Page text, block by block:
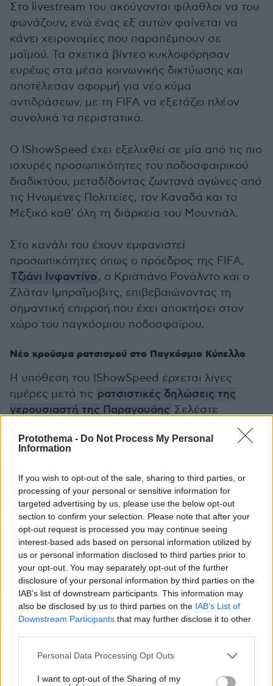
Protothema - Do Not Process My Personal
Information
If you wish to opt-out of the sale, sharing to third parties, or
processing of your personal or sensitive information for
targeted advertising by us, please use the below opt-out
section to confirm your selection. Please note that after your
opt-out request is processed you may continue seeing
interest-based ads based on personal information utilized by
us or personal information disclosed to third parties prior to
your opt-out. You may separately opt-out of the further
disclosure of your personal information by third parties on the
IAB’s list of downstream participants. This information may
also be disclosed by us to third parties on the IAB’s List of
Downstream Participants that may further disclose it to other
Please note that this website/app uses one or more Google
not limited to your visit or usage behaviour. You may click to
Personal Data Processing Opt Outs
I want to opt-out of the Sharing of my
Στο livestream του ακούγονται φίλαθλοι να του
φωνάζουν, ενώ ένας εξ αυτών φαίνεται να
κάνει χειρονομίες που παραπέμπουν σε
μαϊμού. Τα σχετικά βίντεο κυκλοφόρησαν
ευρέως στα μέσα κοινωνικής δικτύωσης και
αποτέλεσαν αφορμή για νέο κύμα
αντιδράσεων, με τη FIFA να εξετάζει πλέον
συνολικά τα περιστατικά.
Ο IShowSpeed έχει εξελιχθεί σε μία από τις πιο
ισχυρές προσωπικότητες του ποδοσφαιρικού
διαδικτύου, μεταδίδοντας ζωντανά αγώνες από
τις Ηνωμένες Πολιτείες, τον Καναδά και το
Μεξικό καθ' όλη τη διάρκεια του Μουντιάλ.
Στο κανάλι του έχουν εμφανιστεί
προσωπικότητες όπως ο πρόεδρος της FIFA,
Τζιάνι Ινφαντίνο, ο Κριστιάνο Ρονάλντο και ο
Ζλάταν Ιμπραΐμοβιτς, επιβεβαιώνοντας τη
σημαντική επιρροή που έχει αποκτήσει στον
χώρο του παγκόσμιου ποδοσφαίρου.
Νέο κρούσμα ρατσισμού στο Παγκόσμιο Κύπελλο
Η υπόθεση του IShowSpeed έρχεται λίγες
ημέρες μετά τις ρατσιστικές δηλώσεις της
γερουσιαστή της Παραγουάης Σελέστε
της Ρεάλ Μαδρίτης «αποικιοποιημένο
Καμερουνέζο που προσπαθεί να
παρουσιάζεται ως Γάλλος» και «βίαιο άνθρωπο
που δεν έμαθε να γράφει», προκαλώντας
διεθνή κατακραυγή.
ΟΜπαπέ απάντησε μέσω ανάρτησής του στο
X,χαρακτηρίζοντάς την «απεχθή γυναίκα» και
κάνοντας λόγο για «απροκάλυπτο ρατσισμό»,
ενώ η Γαλλική Ποδοσφαιρική Ομοσπονδία
Ακολουθήστε το protothema.gr στο Google News